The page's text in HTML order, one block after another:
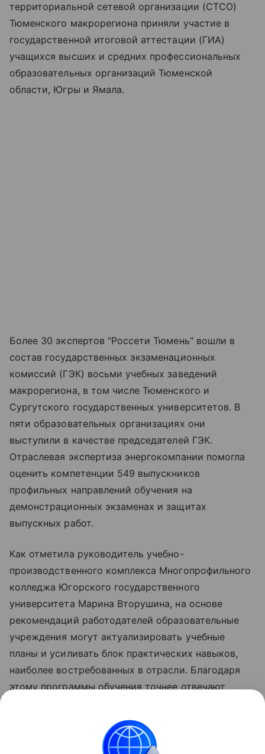
территориальной сетевой организации (СТСО)
Тюменского макрорегиона приняли участие в
государственной итоговой аттестации (ГИА)
учащихся высших и средних профессиональных
образовательных организаций Тюменской
области, Югры и Ямала.
Более 30 экспертов "Россети Тюмень" вошли в
состав государственных экзаменационных
комиссий (ГЭК) восьми учебных заведений
макрорегиона, в том числе Тюменского и
Сургутского государственных университетов. В
пяти образовательных организациях они
выступили в качестве председателей ГЭК.
Отраслевая экспертиза энергокомпании помогла
оценить компетенции 549 выпускников
профильных направлений обучения на
демонстрационных экзаменах и защитах
выпускных работ.
Как отметила руководитель учебно-
производственного комплекса Многопрофильного
колледжа Югорского государственного
университета Марина Вторушина, на основе
рекомендаций работодателей образовательные
учреждения могут актуализировать учебные
планы и усиливать блок практических навыков,
наиболее востребованных в отрасли. Благодаря
этому программы обучения точнее отвечают
рынок труда более подготовленными.
Пресс-релиз и фото предоставлены пресс-